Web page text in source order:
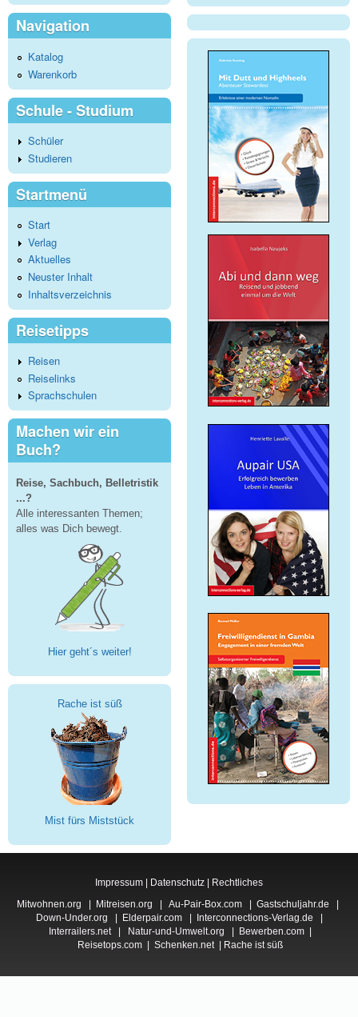
Navigation
Katalog
Warenkorb
Schule - Studium
Schüler
Studieren
Startmenü
Start
Verlag
Aktuelles
Neuster Inhalt
Inhaltsverzeichnis
Reisetipps
Reisen
Reiselinks
Sprachschulen
Machen wir ein
Buch?
Reise, Sachbuch, Belletristik
...?
Alle interessanten Themen;
alles was Dich bewegt.
Hier geht´s weiter!
Rache ist süß
Mist fürs Miststück
Impressum Datenschutz
Rechtliches
Mitwohnen.org
Mitreisen.org Au-Pair-Box.com Gastschuljahr.de
Down-Under.org
Elderpair.com| Interconnections-Verlag.de
Interrailers.net| Natur-und-Umwelt.org Bewerben.com
Reisetops.com
Schenken.net| Rache ist süß